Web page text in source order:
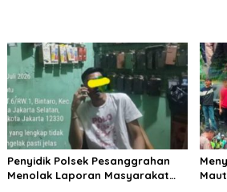
Penyidik Polsek Pesanggrahan
Menolak Laporan Masyarakat